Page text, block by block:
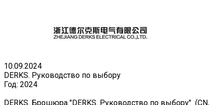
10.09.2024
DERKS. Руководство по выбору
Год: 2024
DERKS. Брошюра "DERKS. Руководство по выбору" (CN,